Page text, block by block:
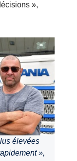
»,
élevées
»,